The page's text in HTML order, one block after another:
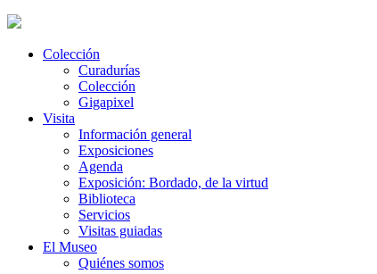
Colección
Curadurías
Colección
Gigapixel
Visita
Información general
Exposiciones
Agenda
Exposición: Bordado, de la virtud
Biblioteca
Servicios
Visitas guiadas
El Museo
Quiénes somos